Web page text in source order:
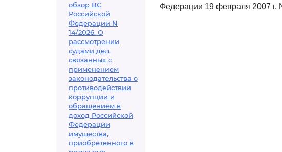
обзор ВС
Российской
Федерации N
14/2026. О
рассмотрении
судами дел,
связанных с
применением
законодательства о
противодействии
коррупции и
обращением в
доход Российской
Федерации
имущества,
приобретенного в
Федерации 19 февраля 2007 г.